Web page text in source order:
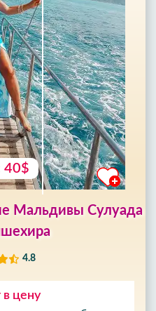
40$
Мальдивы Сулуада
4.8
в цену